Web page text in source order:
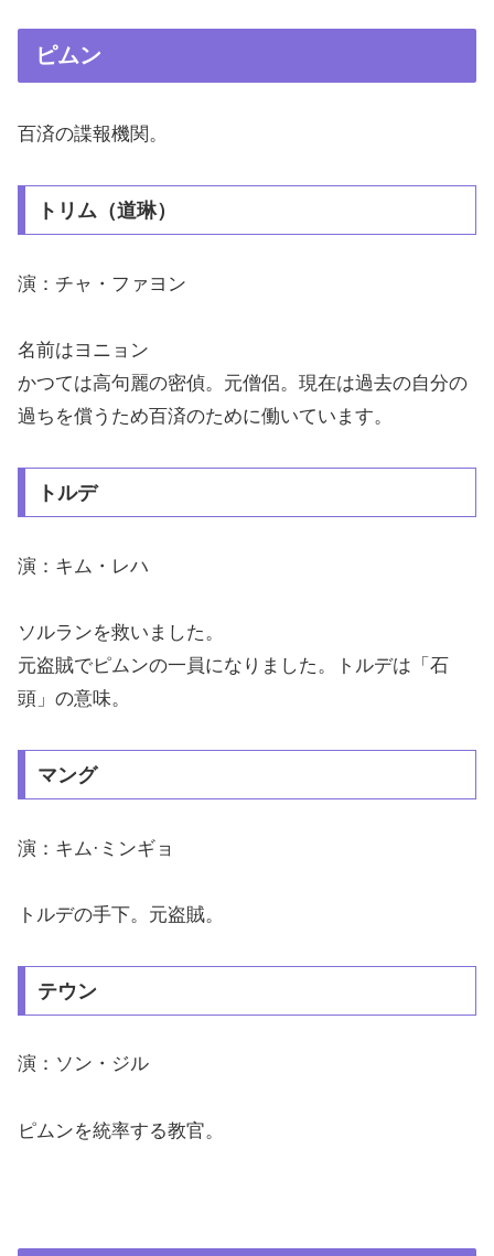
ピムン
百済の諜報機関。
トリム（道琳）
演：チャ・ファヨン
名前はヨニョン
かつては高句麗の密偵。元僧侶。現在は過去の自分の
過ちを償うため百済のために働いています。
トルデ
演：キム・レハ
ソルランを救いました。
元盗賊でピムンの一員になりました。トルデは「石
頭」の意味。
マング
演：キム·ミンギョ
トルデの手下。元盗賊。
テウン
演：ソン・ジル
ピムンを統率する教官。